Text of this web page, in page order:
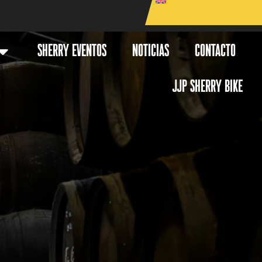
SHERRY EVENTOS NOTICIAS CONTACTO
JJP SHERRY BIKE